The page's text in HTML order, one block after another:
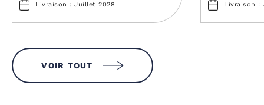
VOIR TOUT
Livraison : Juillet 2028 Livraison :